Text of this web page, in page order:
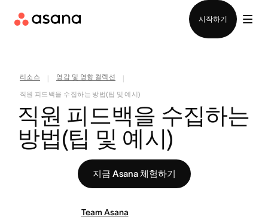
시작하기
리소스 영감 및 영향 컬렉션
직원 피드백을 수집하는 방법(팁 및 예시)
직원 피드백을 수집하는
방법(팁 및 예시)
지금 Asana 체험하기
Team Asana